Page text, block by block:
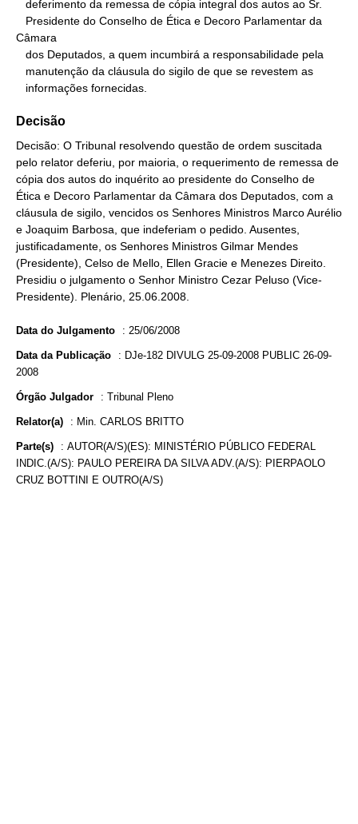
Câmara
   informações fornecidas.
Decisão
Decisão: O Tribunal resolvendo questão de ordem suscitada
pelo relator deferiu, por maioria, o requerimento de remessa de
cópia dos autos do inquérito ao presidente do Conselho de
Ética e Decoro Parlamentar da Câmara dos Deputados, com a
cláusula de sigilo, vencidos os Senhores Ministros Marco Aurélio
e Joaquim Barbosa, que indeferiam o pedido. Ausentes,
justificadamente, os Senhores Ministros Gilmar Mendes
(Presidente), Celso de Mello, Ellen Gracie e Menezes Direito.
Presidiu o julgamento o Senhor Ministro Cezar Peluso (Vice-
Presidente). Plenário, 25.06.2008.
Data do Julgamento : 25/06/2008
Data da Publicação : DJe-182 DIVULG 25-09-2008 PUBLIC 26-09-
2008
Órgão Julgador : Tribunal Pleno
Relator(a) : Min. CARLOS BRITTO
Parte(s) : AUTOR(A/S)(ES): MINISTÉRIO PÚBLICO FEDERAL
INDIC.(A/S): PAULO PEREIRA DA SILVA ADV.(A/S): PIERPAOLO
CRUZ BOTTINI E OUTRO(A/S)